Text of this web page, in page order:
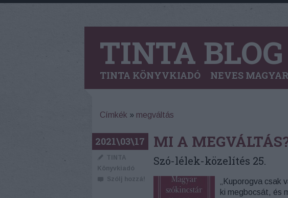
TINTA BLOG
TINTA KÖNYVKIADÓ NEVES
Címkék » megváltás
2021\03\17
TINTA
Könyvkiadó
Szólj hozzá!
MI A
Szó-lélek-közelítés 25.
„Kuporogva csak
ki megbocsát, és